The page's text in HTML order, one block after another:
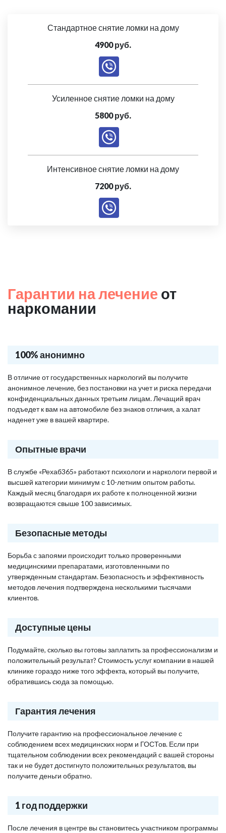
Стандартное снятие ломки на дому
4900 руб.
Усиленное снятие ломки на дому
5800 руб.
Интенсивное снятие ломки на дому
7200 руб.
Гарантии на лечение от
наркомании
100% анонимно
В отличие от государственных наркологий вы получите
анонимное лечение, без постановки на учет и риска передачи
конфиденциальных данных третьим лицам. Лечащий врач
подъедет к вам на автомобиле без знаков отличия, а халат
наденет уже в вашей квартире.
Опытные врачи
В службе «Рехаб365» работают психологи и наркологи первой и
высшей категории минимум с 10-летним опытом работы.
Каждый месяц благодаря их работе к полноценной жизни
возвращаются свыше 100 зависимых.
Безопасные методы
Борьба с запоями происходит только проверенными
медицинскими препаратами, изготовленными по
утвержденным стандартам. Безопасность и эффективность
методов лечения подтверждена несколькими тысячами
клиентов.
Доступные цены
Подумайте, сколько вы готовы заплатить за профессионализм и
положительный результат? Стоимость услуг компании в нашей
клинике гораздо ниже того эффекта, который вы получите,
обратившись сюда за помощью.
Гарантия лечения
Получите гарантию на профессиональное лечение с
соблюдением всех медицинских норм и ГОСТов. Если при
тщательном соблюдении всех рекомендаций с вашей стороны
так и не будет достигнуто положительных результатов, вы
получите деньги обратно.
1 год поддержки
После лечения в центре вы становитесь участником программы